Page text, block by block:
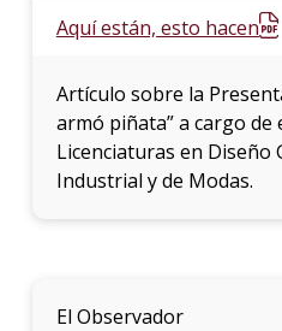
Aquí están, esto hacen
Artículo sobre la
armó piñata” a cargo de
Licenciaturas en Diseño
Industrial y de Modas.
El Observador